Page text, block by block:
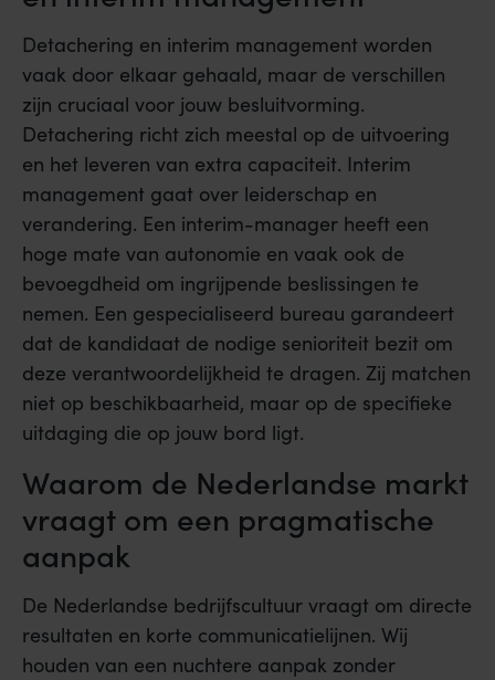
Detachering en interim management worden
vaak door elkaar gehaald, maar de verschillen
zijn cruciaal voor jouw besluitvorming.
Detachering richt zich meestal op de uitvoering
en het leveren van extra capaciteit. Interim
management gaat over leiderschap en
verandering. Een interim-manager heeft een
hoge mate van autonomie en vaak ook de
bevoegdheid om ingrijpende beslissingen te
nemen. Een gespecialiseerd bureau garandeert
dat de kandidaat de nodige senioriteit bezit om
deze verantwoordelijkheid te dragen. Zij matchen
niet op beschikbaarheid, maar op de specifieke
uitdaging die op jouw bord ligt.
Waarom de Nederlandse markt
vraagt om een pragmatische
aanpak
De Nederlandse bedrijfscultuur vraagt om directe
resultaten en korte communicatielijnen. Wij
houden van een nuchtere aanpak zonder